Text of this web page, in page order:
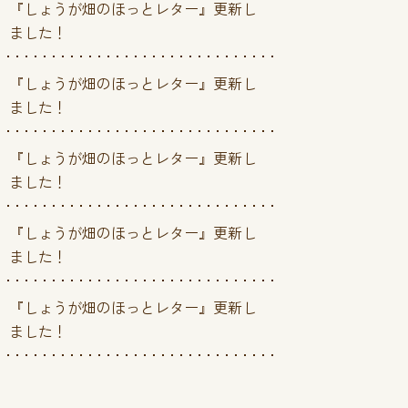
『しょうが畑のほっとレター』更新し
ました！
『しょうが畑のほっとレター』更新し
ました！
『しょうが畑のほっとレター』更新し
ました！
『しょうが畑のほっとレター』更新し
ました！
『しょうが畑のほっとレター』更新し
ました！